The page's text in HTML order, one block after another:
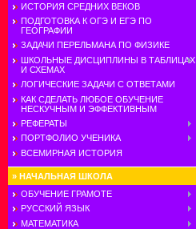
ИСТОРИЯ СРЕДНИХ ВЕКОВ
ПОДГОТОВКА К ОГЭ И ЕГЭ ПО
ГЕОГРАФИИ
ЗАДАЧИ ПЕРЕЛЬМАНА ПО ФИЗИКЕ
ШКОЛЬНЫЕ ДИСЦИПЛИНЫ В ТАБЛИЦАХ
И СХЕМАХ
ЛОГИЧЕСКИЕ ЗАДАЧИ С ОТВЕТАМИ
КАК СДЕЛАТЬ ЛЮБОЕ ОБУЧЕНИЕ
НЕСКУЧНЫМ И ЭФФЕКТИВНЫМ
РЕФЕРАТЫ
ПОРТФОЛИО УЧЕНИКА
ВСЕМИРНАЯ ИСТОРИЯ
» НАЧАЛЬНАЯ ШКОЛА
ОБУЧЕНИЕ ГРАМОТЕ
РУССКИЙ ЯЗЫК
МАТЕМАТИКА